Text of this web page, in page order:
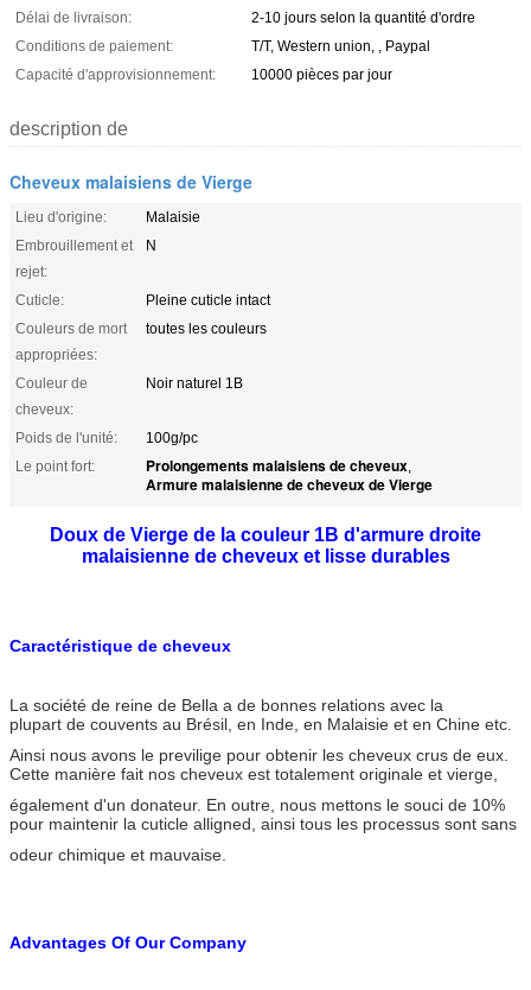
Délai de livraison:
2-10 jours selon la quantité d'ordre
Conditions de paiement:
T/T, Western union, , Paypal
Capacité d'approvisionnement:
10000 pièces par jour
description de
Cheveux malaisiens de Vierge
Lieu d'origine:
Malaisie
Embrouillement et
rejet:
N
Cuticle:
Pleine cuticle intact
Couleurs de mort
appropriées:
toutes les couleurs
Couleur de
cheveux:
Noir naturel 1B
Poids de l'unité:
100g/pc
Le point fort:
Prolongements malaisiens de cheveux,
Armure malaisienne de cheveux de Vierge
Doux de Vierge de la couleur 1B d'armure droite
malaisienne de cheveux et lisse durables
Caractéristique de cheveux
La société de reine de Bella a de bonnes relations avec la
plupart de couvents au Brésil, en Inde, en Malaisie et en Chine etc.
Ainsi nous avons le previlige pour obtenir les cheveux crus de eux.
Cette manière fait nos cheveux est totalement originale et vierge,
également d'un donateur. En outre, nous mettons le souci de 10%
pour maintenir la cuticle alligned, ainsi tous les processus sont sans
odeur chimique et mauvaise.
Advantages Of Our Company